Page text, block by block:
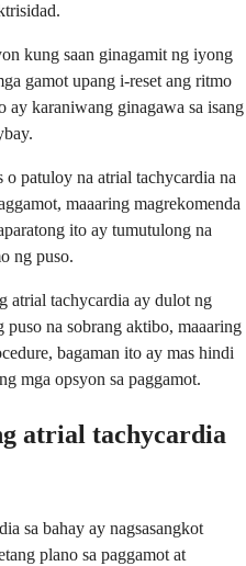
kung saan ginagamit ng iyong
gamot upang i-reset ang ritmo
ay karaniwang ginagawa sa isang
o patuloy na atrial tachycardia na
maaaring magrekomenda
ito ay tumutulong na
ng puso.
atrial tachycardia ay dulot ng
puso na sobrang aktibo, maaaring
bagaman ito ay mas hindi
mga opsyon sa paggamot.
atrial tachycardia
sa bahay ay nagsasangkot
plano sa paggamot at